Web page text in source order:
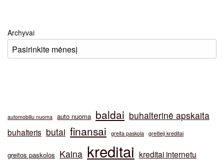
Archyvai
automobiliu nuoma auto nuoma baldai buhalterinė apskaita
buhalteris butai finansai greita paskola greitieji kreditai
greitos paskolos Kaina kreditai kreditai internetu